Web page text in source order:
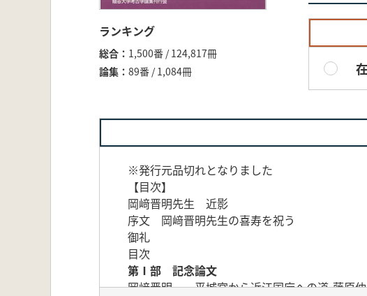
ランキング
総合
1,500番 / 124,817冊
論集
89番 / 1,084冊
※発行元品切れとなりました
【目次】
岡﨑晋明先生 近影
序文 岡﨑晋明先生の喜寿を祝う
御礼
目次
第Ⅰ部 記念論文
岡﨑晋明 平城宮から近江国庁への道-藤